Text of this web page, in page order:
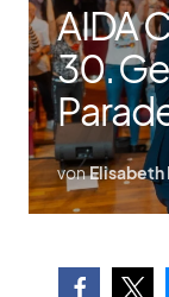
AIDA
30.
vonElisabeth